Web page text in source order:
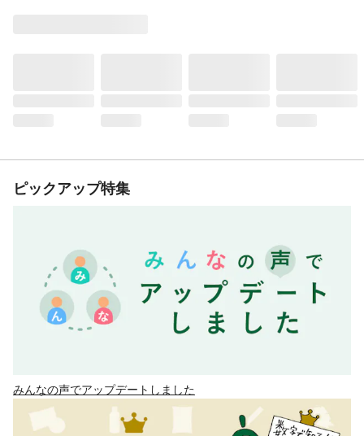
ピックアップ特集
みんなの声でアップデートしました